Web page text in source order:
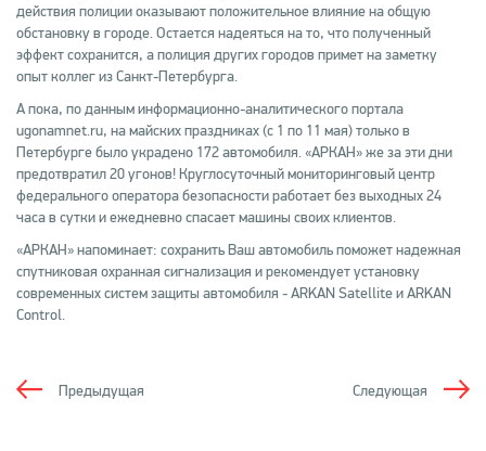
действия полиции оказывают положительное влияние на общую
обстановку в городе. Остается надеяться на то, что полученный
эффект сохранится, а полиция других городов примет на заметку
опыт коллег из Санкт-Петербурга.
А пока, по данным информационно-аналитического портала
ugonamnet.ru, на майских праздниках (с 1 по 11 мая) только в
Петербурге было украдено 172 автомобиля. «АРКАН» же за эти дни
предотвратил 20 угонов! Круглосуточный мониторинговый центр
федерального оператора безопасности работает без выходных 24
часа в сутки и ежедневно спасает машины своих клиентов.
«АРКАН» напоминает: сохранить Ваш автомобиль поможет надежная
спутниковая охранная сигнализация и рекомендует установку
современных систем защиты автомобиля - ARKAN Satellite и ARKAN
Control.
Следующая
Предыдущая